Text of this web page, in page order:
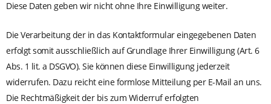
Diese Daten geben wir nicht ohne Ihre Einwilligung weiter.
Die Verarbeitung der in das Kontaktformular eingegebenen Daten
erfolgt somit ausschließlich auf Grundlage Ihrer Einwilligung (Art. 6
Abs. 1 lit. a DSGVO). Sie können diese Einwilligung jederzeit
widerrufen. Dazu reicht eine formlose Mitteilung per E-Mail an uns.
Die Rechtmäßigkeit der bis zum Widerruf erfolgten